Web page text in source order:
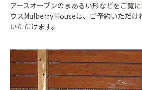
アースオーブンのまあるい形などをご覧
ウスMulberry Houseは、ご予約いただけ
いただけます。